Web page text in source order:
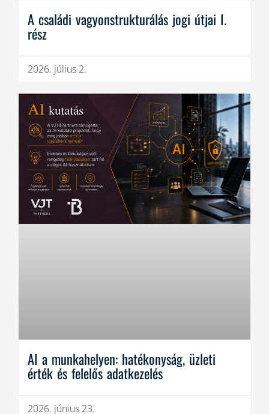
A családi vagyonstrukturálás jogi útjai I.
rész
2026. július 2.
AI a munkahelyen: hatékonyság, üzleti
érték és felelős adatkezelés
2026. június 23.